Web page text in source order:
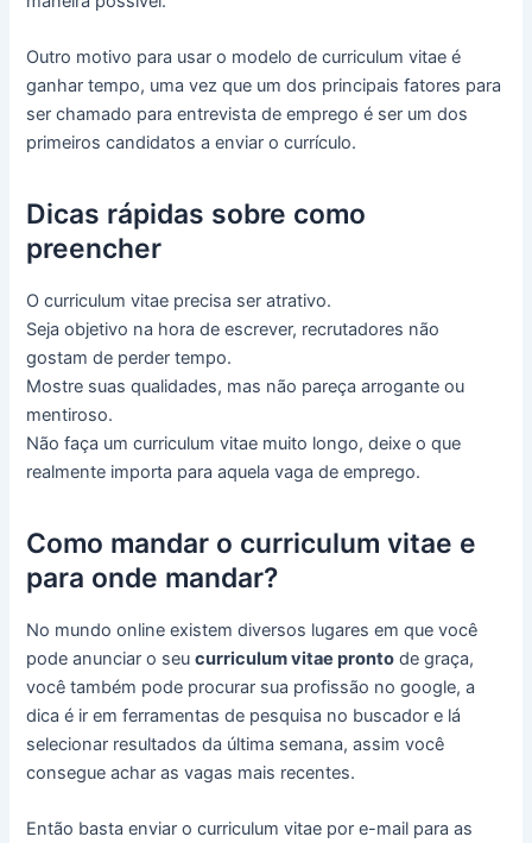
Outro motivo para usar o modelo de curriculum vitae é
ganhar tempo, uma vez que um dos principais fatores para
ser chamado para entrevista de emprego é ser um dos
primeiros candidatos a enviar o currículo.
Dicas rápidas sobre como
preencher
O curriculum vitae precisa ser atrativo.
Seja objetivo na hora de escrever, recrutadores não
gostam de perder tempo.
Mostre suas qualidades, mas não pareça arrogante ou
mentiroso.
Não faça um curriculum vitae muito longo, deixe o que
realmente importa para aquela vaga de emprego.
Como mandar o curriculum vitae e
para onde mandar?
No mundo online existem diversos lugares em que você
pode anunciar o seucurriculum vitae pronto de graça,
você também pode procurar sua profissão no google, a
dica é ir em ferramentas de pesquisa no buscador e lá
selecionar resultados da última semana, assim você
consegue achar as vagas mais recentes.
Então basta enviar o curriculum vitae por e-mail para as